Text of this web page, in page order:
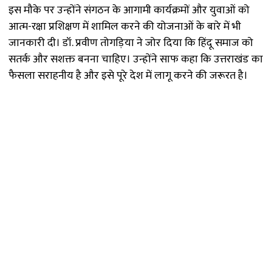
इस मौके पर उन्होंने संगठन के आगामी कार्यक्रमों और युवाओं को
आत्म-रक्षा प्रशिक्षण में शामिल करने की योजनाओं के बारे में भी
जानकारी दी। डॉ. प्रवीण तोगड़िया ने जोर दिया कि हिंदू समाज को
सतर्क और सशक्त बनना चाहिए। उन्होंने साफ कहा कि उत्तराखंड का
फैसला सराहनीय है और इसे पूरे देश में लागू करने की जरूरत है।